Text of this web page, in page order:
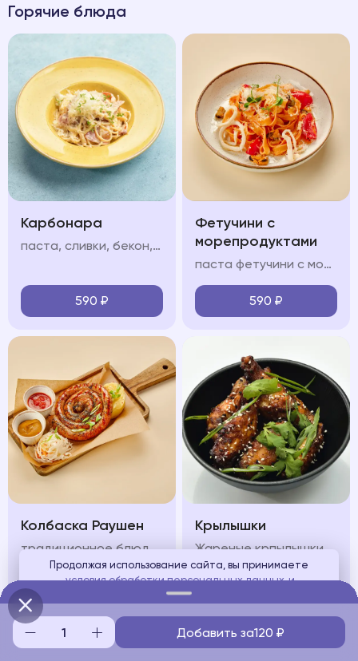
Горячие блюда
Карбонара
паста, сливки, бекон, яйцо, пармезан
590 ₽
Фетучини с
морепродуктами
паста фетучини с морепродуктами в сливочно-томатном соусе с кальмарами, мидиями и креветками
590 ₽
Колбаска Раушен
650₽
Крылышки
580₽
Продолжая использование сайта, вы принимаете
условия обработки персональных данныхи
соглашаетесь с использованием аналитических файлов
Понятно
Добавить за120 ₽